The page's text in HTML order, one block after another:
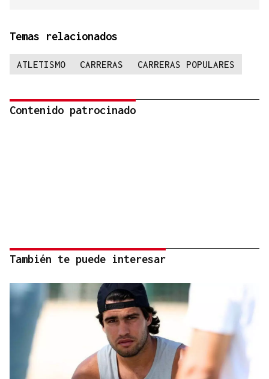
Temas relacionados
ATLETISMO CARRERAS CARRERAS POPULARES
Contenido patrocinado
También te puede interesar